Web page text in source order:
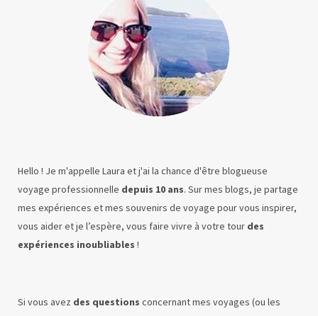
Hello ! Je m'appelle Laura et j'ai la chance d'être blogueuse
voyage professionnelle depuis 10 ans. Sur mes blogs, je partage
mes expériences et mes souvenirs de voyage pour vous inspirer,
vous aider et je l’espère, vous faire vivre à votre tour des
expériences inoubliables !
Si vous avez des questions concernant mes voyages (ou les